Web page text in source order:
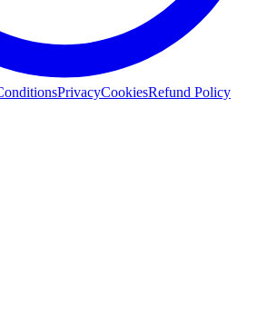
PrivacyCookiesRefund Policy